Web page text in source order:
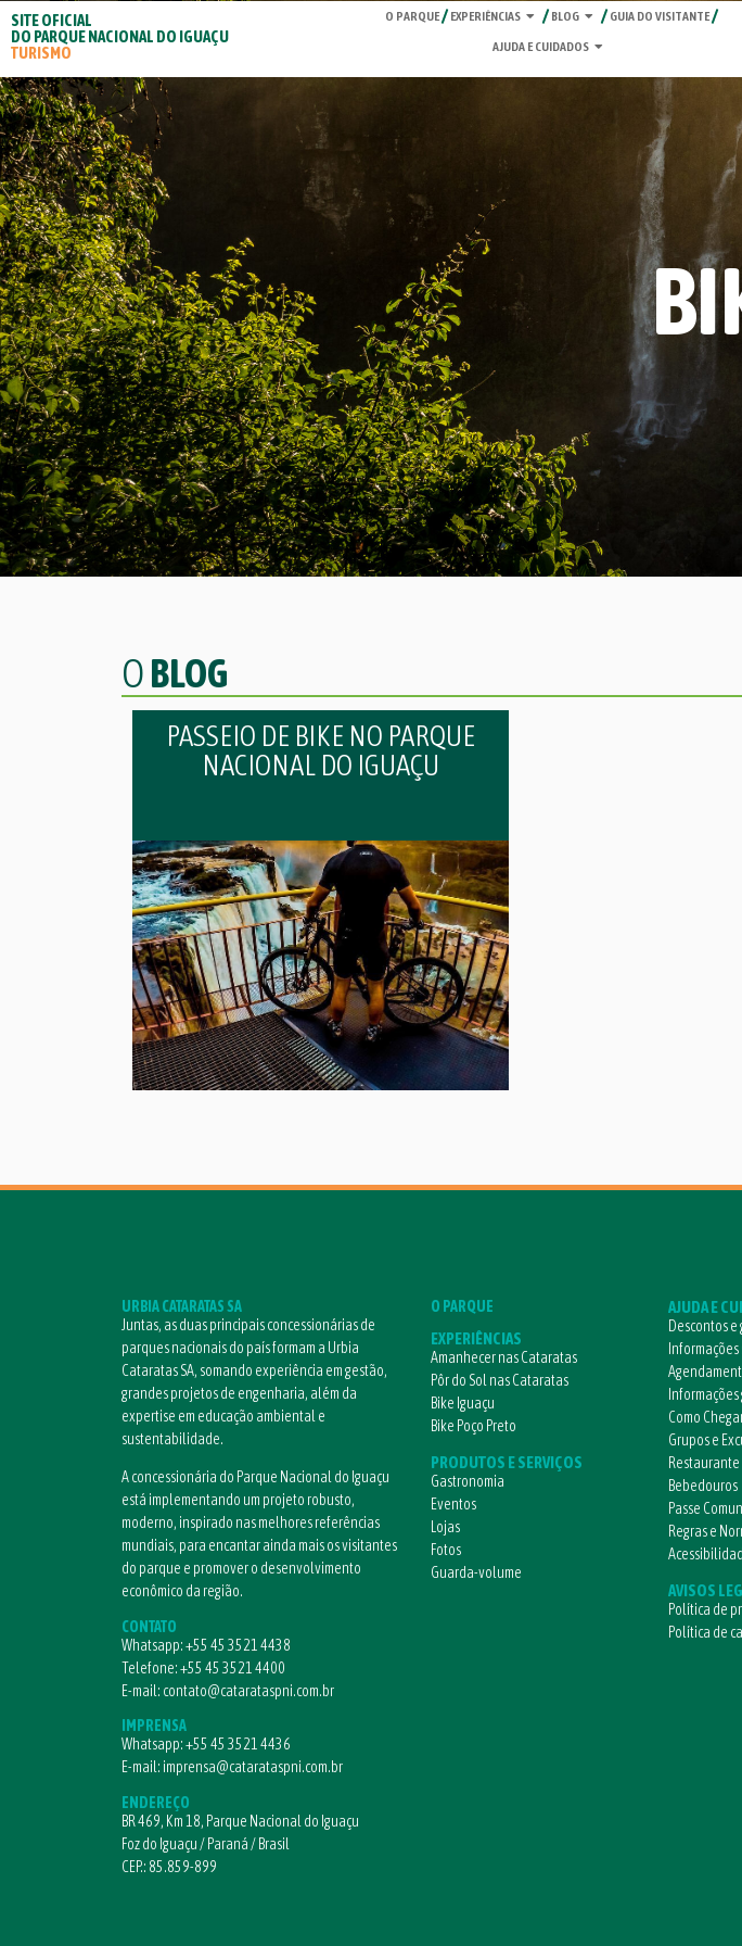
SITE OFICIAL
DO PARQUE NACIONAL DO IGUAÇU
TURISMO
O PARQUE EXPERIÊNCIAS BLOG
GUIA DO VISITANTE
AJUDA E CUIDADOS
OBLOG
PASSEIO DE BIKE NO PARQUE
NACIONAL DO IGUAÇU
URBIA CATARATAS SA
Juntas, as duas principais concessionárias de
parques nacionais do país formam a Urbia
Cataratas SA, somando experiência em gestão,
grandes projetos de engenharia, além da
expertise em educação ambiental e
sustentabilidade.
A concessionária do Parque Nacional do Iguaçu
está implementando um projeto robusto,
moderno, inspirado nas melhores referências
mundiais, para encantar ainda mais os visitantes
do parque e promover o desenvolvimento
econômico da região.
CONTATO
Whatsapp:+55 45 3521 4438
Telefone:+55 45 3521 4400
E-mail: contato@catarataspni.com.br
IMPRENSA
Whatsapp:+55 45 3521 4436
E-mail: imprensa@catarataspni.com.br
ENDEREÇO
BR 469, Km 18, Parque Nacional do Iguaçu
Foz do Iguaçu / Paraná / Brasil
CEP.: 85.859-899
O PARQUE
EXPERIÊNCIAS
Amanhecer nas Cataratas
Pôr do Sol nas Cataratas
Bike Iguaçu
Bike Poço Preto
PRODUTOS E SERVIÇOS
Gastronomia
Eventos
Lojas
Fotos
Guarda-volume
AJUDA E
Descontos
Como
Grupos e
Restaurante
Bebedouros
Passe
Regras e
AVISOS
Política de
Política de